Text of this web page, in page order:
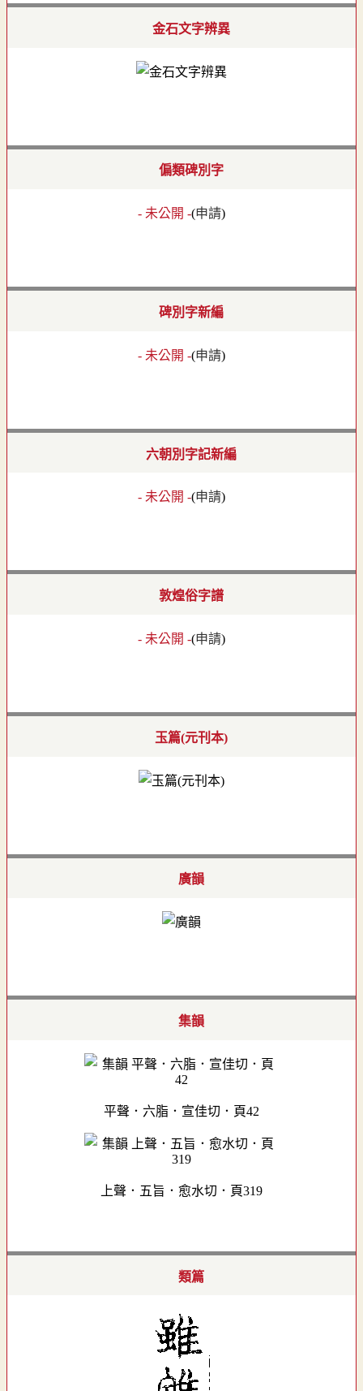
金石文字辨異
偏類碑別字
- 未公開 -(申請)
碑別字新編
- 未公開 -(申請)
六朝別字記新編
- 未公開 -(申請)
敦煌俗字譜
- 未公開 -(申請)
玉篇(元刊本)
廣韻
集韻
平聲．六脂．宣佳切．頁42
上聲．五旨．愈水切．頁319
類篇